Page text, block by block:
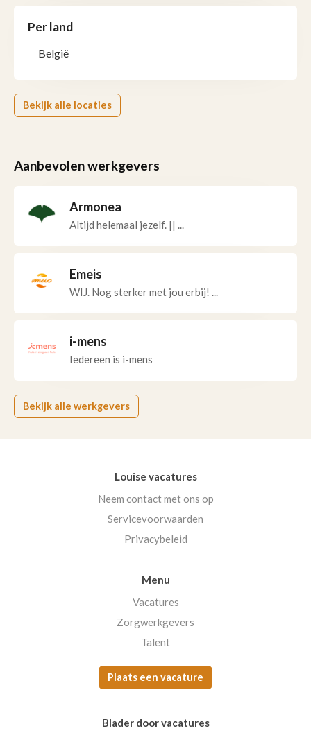
Per land
België
Bekijk alle locaties
Aanbevolen werkgevers
Armonea
Altijd helemaal jezelf. || ...
Emeis
WIJ. Nog sterker met jou erbij! ...
i-mens
Iedereen is i-mens
Bekijk alle werkgevers
Louise vacatures
Neem contact met ons op
Servicevoorwaarden
Privacybeleid
Menu
Vacatures
Zorgwerkgevers
Talent
Plaats een vacature
Blader door vacatures